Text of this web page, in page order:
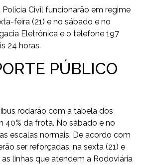
Civil funcionarão em regime
feira (21) e no sábado e no
Eletrônica e o telefone 197
24 horas.
PÚBLICO
rodarão com a tabela dos
da frota. No sábado e no
escalas normais. De acordo com
ser reforçadas, na sexta (21) e
linhas que atendem a Rodoviária